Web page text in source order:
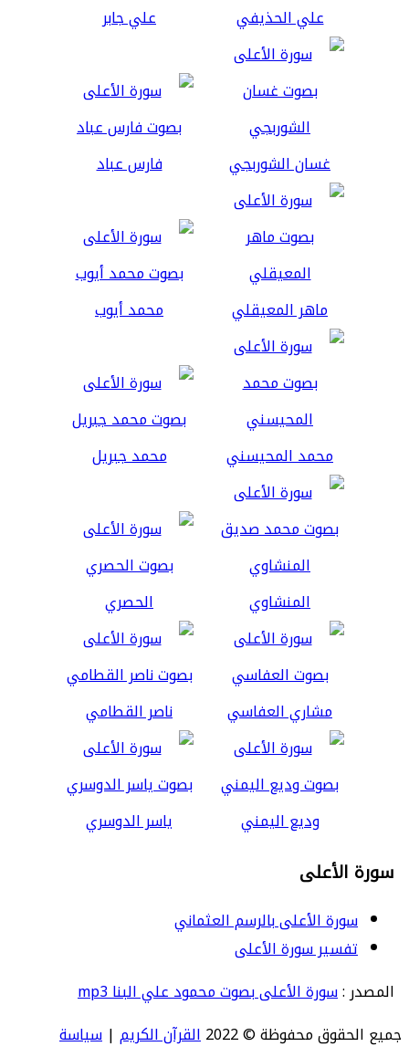
علي الحذيفي علي جابر
غسان الشوربجي فارس عباد
ماهر المعيقلي محمد أيوب
محمد المحيسني محمد جبريل
المنشاوي الحصري
مشاري العفاسي ناصر القطامي
وديع اليمني ياسر الدوسري
سورة الأعلى
سورة الأعلى بالرسم العثماني
تفسير سورة الأعلى
المصدر :سورة الأعلى بصوت محمود علي البنا mp3
جميع الحقوق محفوظة © 2022
القرآن الكريم | سياسة